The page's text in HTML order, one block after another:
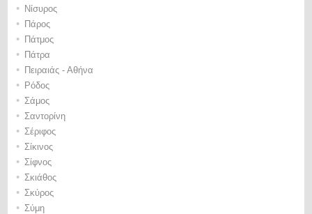
• Νίσυρος
• Πάρος
• Πάτμος
• Πάτρα
• Πειραιάς - Αθήνα
• Ρόδος
• Σάμος
• Σαντορίνη
• Σέριφος
• Σίκινος
• Σίφνος
• Σκιάθος
• Σκύρος
• Σύμη